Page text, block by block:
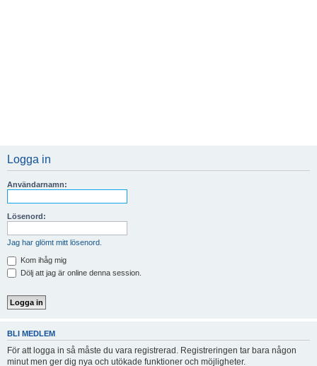
Logga in
Användarnamn:
Lösenord:
Jag har glömt mitt lösenord.
Kom ihåg mig
Dölj att jag är online denna session.
BLI MEDLEM
För att logga in så måste du vara registrerad. Registreringen tar bara någon
minut men ger dig nya och utökade funktioner och möjligheter.